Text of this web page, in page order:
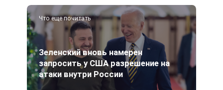
Что еще почитать
Зеленский вновь намерен
запросить у США разрешение на
атаки внутри России